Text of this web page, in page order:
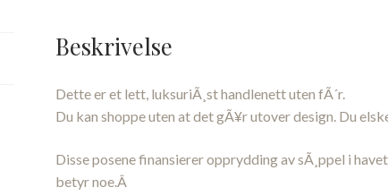
Beskrivelse
Dette er et lett, luksuriÃ¸st handlenett uten fÃ´r.
Du kan shoppe uten at det gÃ¥r utover design. Du
Disse posene finansierer opprydding av sÃ¸ppel i
betyr noe.Â